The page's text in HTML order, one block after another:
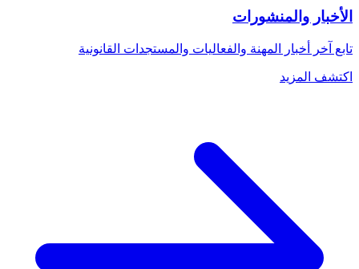
الأخبار والمنشورات
تابع آخر أخبار المهنة والفعاليات والمستجدات القانونية
اكتشف المزيد